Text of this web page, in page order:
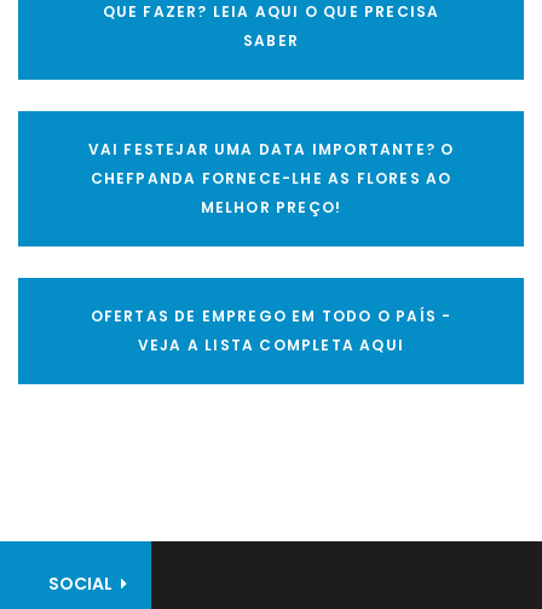
QUE FAZER? LEIA AQUI O QUE PRECISA
SABER
VAI FESTEJAR UMA DATA IMPORTANTE? O
CHEFPANDA FORNECE-LHE AS FLORES AO
MELHOR PREÇO!
OFERTAS DE EMPREGO EM TODO O PAÍS -
VEJA A LISTA COMPLETA AQUI
SOCIAL